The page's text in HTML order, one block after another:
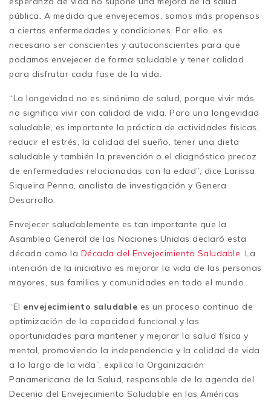
pública. A medida que envejecemos, somos más propensos
a ciertas enfermedades y condiciones. Por ello, es
necesario ser conscientes y autoconscientes para que
podamos envejecer de forma saludable y tener calidad
para disfrutar cada fase de la vida.
“La longevidad no es sinónimo de salud, porque vivir más
no significa vivir con calidad de vida. Para una longevidad
saludable, es importante la práctica de actividades físicas,
reducir el estrés, la calidad del sueño, tener una dieta
saludable y también la prevención o el diagnóstico precoz
de enfermedades relacionadas con la edad”, dice Larissa
Siqueira Penna, analista de investigación y Genera
Desarrollo.
Envejecer saludablemente es tan importante que la
Asamblea General de las Naciones Unidas declaró esta
década como la Década del Envejecimiento Saludable. La
intención de la iniciativa es mejorar la vida de las personas
mayores, sus familias y comunidades en todo el mundo.
“El envejecimiento saludable es un proceso continuo de
optimización de la capacidad funcional y las
oportunidades para mantener y mejorar la salud física y
mental, promoviendo la independencia y la calidad de vida
a lo largo de la vida”, explica la Organización
Panamericana de la Salud, responsable de la agenda del
Decenio del Envejecimiento Saludable en las Américas